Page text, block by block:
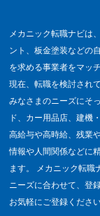
メカニック転職ナビは
ント、板金塗装などの
を求める事業者をマッ
現在、転職を検討され
みなさまのニーズにそ
ド、カー用品店、建機
高給与や高時給、残業
情報や人間関係などに
ます。 メカニック転
ニーズに合わせて、登
お気軽にご登録ください